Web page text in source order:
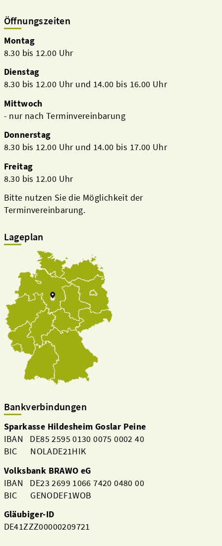
Öffnungszeiten
Montag
8.30 bis 12.00 Uhr
Dienstag
8.30 bis 12.00 Uhr und 14.00 bis 16.00 Uhr
Mittwoch
- nur nach Terminvereinbarung
Donnerstag
8.30 bis 12.00 Uhr und 14.00 bis 17.00 Uhr
Freitag
8.30 bis 12.00 Uhr
Bitte nutzen Sie die Möglichkeit der
Terminvereinbarung.
Lageplan
Bankverbindungen
Sparkasse Hildesheim Goslar Peine
IBAN DE85 2595 0130 0075 0002 40
BIC NOLADE21HIK
Volksbank BRAWO eG
IBAN DE23 2699 1066 7420 0480 00
BIC GENODEF1WOB
Gläubiger-ID
DE41ZZZ00000209721